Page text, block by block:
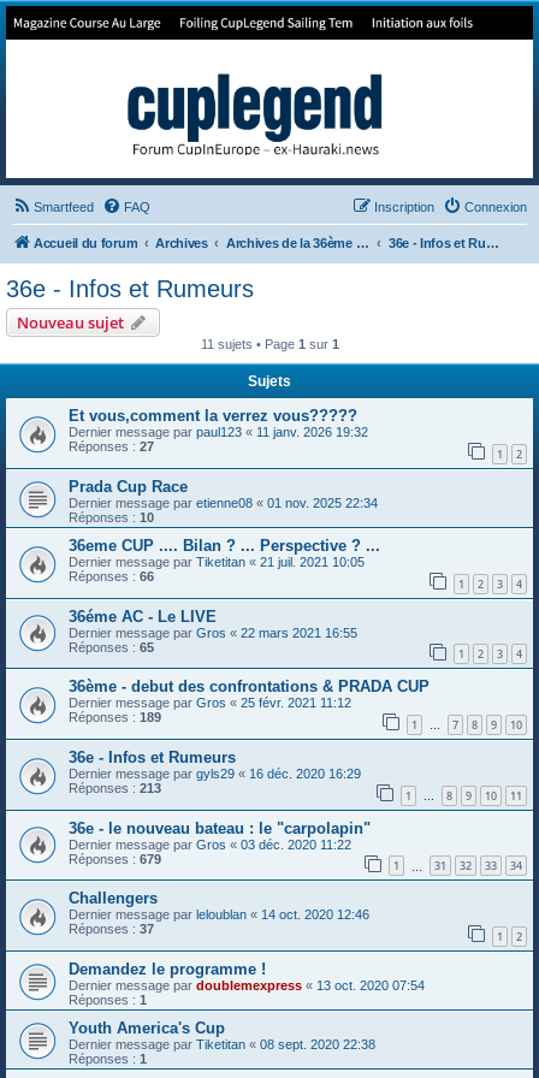
Forum de Cup In Europe
Smartfeed FAQ Connexion
Inscription
Accueil du forum Archives Archives de la 36ème America's Cup 36e - Infos et Rumeurs
36e - Infos et Rumeurs
Nouveau sujet
11 sujets • Page 1sur 1
Sujets
Et vous,comment la verrez vous?????
Dernier message par paul123 « 11 janv. 2026 19:32
Réponses : 27 1 2
Prada Cup Race
Dernier message par etienne08 « 01 nov. 2025 22:34
Réponses : 10
36eme CUP .... Bilan ? ... Perspective ? ...
Dernier message par Tiketitan « 21 juil. 2021 10:05
Réponses : 66 1 2 3 4
36éme AC - Le LIVE
Dernier message par Gros « 22 mars 2021 16:55
Réponses : 65 1 2 3 4
36ème - debut des confrontations & PRADA CUP
Dernier message par Gros « 25 févr. 2021 11:12
Réponses : 189 1 … 7 8 9 10
36e - Infos et Rumeurs
Dernier message par gyls29 « 16 déc. 2020 16:29
Réponses : 213 1 … 8 9 10 11
36e - le nouveau bateau : le "carpolapin"
Dernier message par Gros « 03 déc. 2020 11:22
Réponses : 679 1 31 32 33 34
Challengers
Dernier message par leloublan « 14 oct. 2020 12:46
Réponses : 37 1 2
Demandez le programme !
Dernier message par doublemexpress « 13 oct. 2020 07:54
Réponses : 1
Youth America's Cup
Dernier message par Tiketitan « 08 sept. 2020 22:38
Réponses : 1